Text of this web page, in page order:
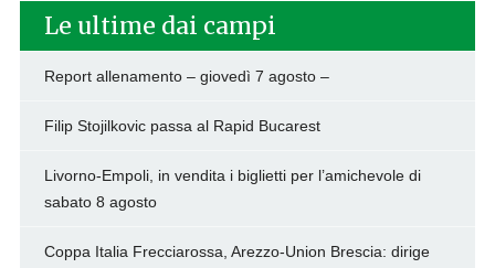
Le ultime dai campi
Report allenamento – giovedì 7 agosto –
Filip Stojilkovic passa al Rapid Bucarest
Livorno-Empoli, in vendita i biglietti per l’amichevole di
sabato 8 agosto
Coppa Italia Frecciarossa, Arezzo-Union Brescia: dirige